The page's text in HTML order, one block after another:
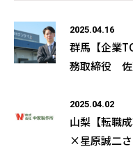
2025.04.16
群馬【企業
務取締役 佐
2025.04.02
山梨【転職
×星原誠二さ